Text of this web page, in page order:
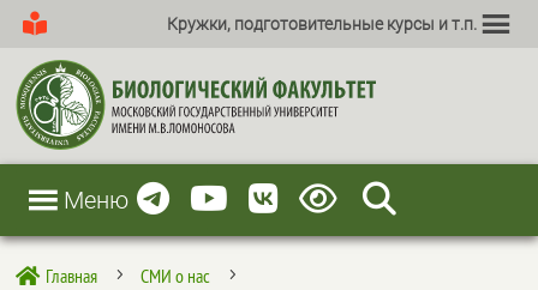
Кружки, подготовительные курсы и т.п.
Меню
 Главная 5 СМИ о нас 5